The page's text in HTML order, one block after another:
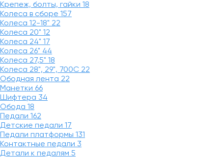
Крепеж, болты, гайки 18
Колеса в сборе 157
Колеса 12-18" 22
Колеса 20" 12
Колеса 24" 17
Колеса 26" 44
Колеса 27,5" 18
Колеса 28", 29", 700С 22
Ободная лента 22
Манетки 66
Шифтера 34
Обода 18
Педали 162
Детские педали 17
Педали платформы 131
Контактные педали 3
Детали к педалям 5